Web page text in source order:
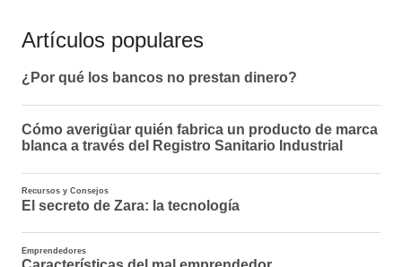
entradas
Artículos populares